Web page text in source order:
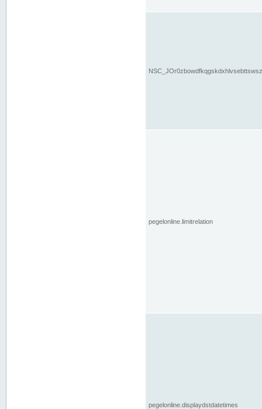
pegelonline.limitrelation
pegelonline.displaydstdatetimes